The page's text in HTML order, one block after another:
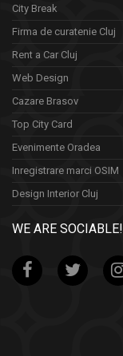
City Break
Firma de curatenie Cluj
Rent a Car Cluj
Web Design
Cazare Brasov
Top City Card
Evenimente Oradea
Inregistrare marci OSIM
Design Interior Cluj
WE ARE SOCIABLE!